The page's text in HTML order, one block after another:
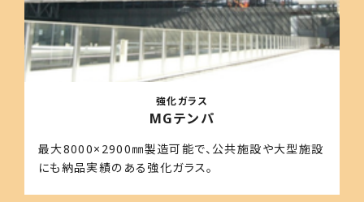
強化ガラス
MGテンパ
最大8000×2900㎜製造可能で、公共施設や大型施設
にも納品実績のある強化ガラス。